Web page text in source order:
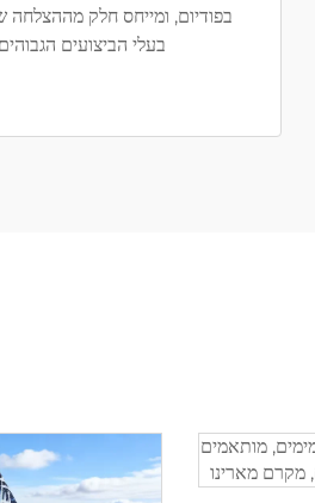
בפודיום, ומייחס חלק מההצלחה
בעלי הביצועים